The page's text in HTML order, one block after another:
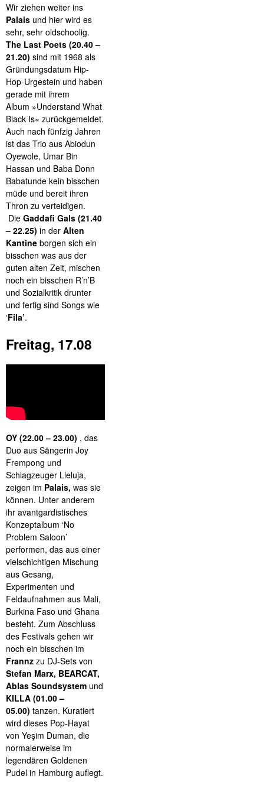
Wir ziehen weiter ins
Palais und hier wird es
sehr, sehr oldschoolig.
The Last Poets (20.40 –
21.20) sind mit 1968 als
Gründungsdatum Hip-
Hop-Urgestein und haben
gerade mit ihrem
Album »Understand What
Black Is« zurückgemeldet.
Auch nach fünfzig Jahren
ist das Trio aus Abiodun
Oyewole, Umar Bin
Hassan und Baba Donn
Babatunde kein bisschen
müde und bereit ihren
Thron zu verteidigen.
Die Gaddafi Gals (21.40
– 22.25) in der Alten
Kantine borgen sich ein
bisschen was aus der
guten alten Zeit, mischen
noch ein bisschen R’n’B
und Sozialkritik drunter
und fertig sind Songs wie
‘Fila’.
Freitag, 17.08
OY (22.00 – 23.00) , das
Duo aus Sängerin Joy
Frempong und
Schlagzeuger Lleluja,
zeigen im Palais, was sie
können. Unter anderem
ihr avantgardistisches
Konzeptalbum ‘No
Problem Saloon’
performen, das aus einer
vielschichtigen Mischung
aus Gesang,
Experimenten und
Feldaufnahmen aus Mali,
Burkina Faso und Ghana
besteht. Zum Abschluss
des Festivals gehen wir
noch ein bisschen im
Frannz zu DJ-Sets von
Stefan Marx, BEARCAT,
Ablas Soundsystem und
KILLA (01.00 –
05.00) tanzen. Kuratiert
wird dieses Pop-Hayat
von Yeşim Duman, die
normalerweise im
legendären Goldenen
Pudel in Hamburg auflegt.